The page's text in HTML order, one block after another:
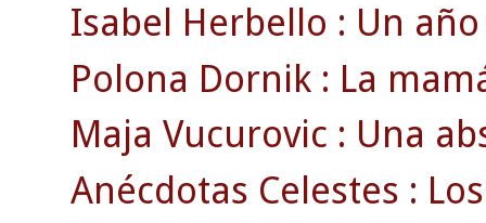
Isabel Herbello : Un
Polona Dornik : La
Maja Vucurovic : Una
Anécdotas Celestes :